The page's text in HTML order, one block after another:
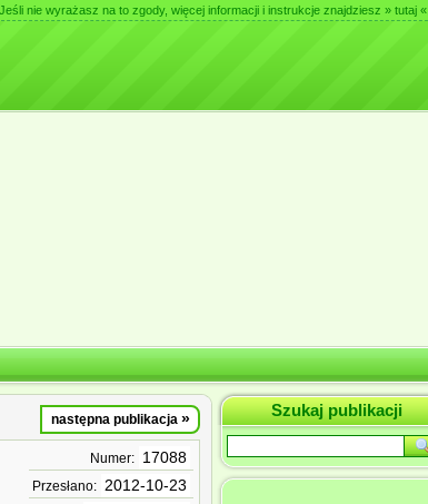
nie wyrażasz na to zgody, więcej informacji i instrukcje znajdziesz » tutaj «
następna publikacja »
Numer: 17088
Przesłano: 2012-10-23
Szukaj publikacji